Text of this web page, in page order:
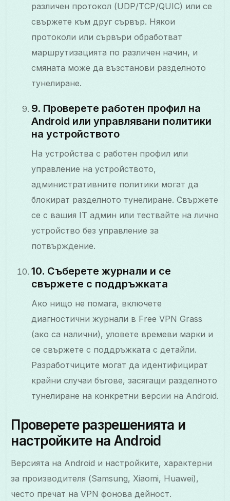
различен протокол (UDP/TCP/QUIC) или се
свържете към друг сървър. Някои
протоколи или сървъри обработват
маршрутизацията по различен начин, и
смяната може да възстанови разделното
тунелиране.
9. Проверете работен профил на
Android или управлявани политики
на устройството
На устройства с работен профил или
управление на устройството,
административните политики могат да
блокират разделното тунелиране. Свържете
се с вашия IT админ или тествайте на лично
устройство без управление за
потвърждение.
10. Съберете журнали и се
свържете с поддръжката
Ако нищо не помага, включете
диагностични журнали в Free VPN Grass
(ако са налични), уловете времеви марки и
се свържете с поддръжката с детайли.
Разработчиците могат да идентифицират
крайни случаи бъгове, засягащи разделното
тунелиране на конкретни версии на Android.
Проверете разрешенията и
настройките на Android
Версията на Android и настройките, характерни
за производителя (Samsung, Xiaomi, Huawei),
често пречат на VPN фонова дейност.